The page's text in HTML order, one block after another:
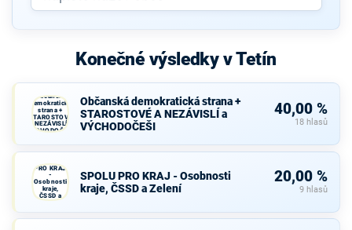
Konečné výsledky v Tetín
Občanská
demokratická
strana +
STAROSTOVÉ
A NEZÁVISLÍ a
VÝCHODOČEŠI
Občanská demokratická strana +
STAROSTOVÉ A NEZÁVISLÍ a
VÝCHODOČEŠI
40,00 %
18 hlasů
PRO KRAJ
-
Osobnosti
kraje,
ČSSD a
Zelení
SPOLU PRO KRAJ - Osobnosti
kraje, ČSSD a Zelení
20,00 %
9 hlasů